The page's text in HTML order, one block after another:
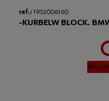
ref.: 1952006160
-KURBELW BLOCK.
Ver